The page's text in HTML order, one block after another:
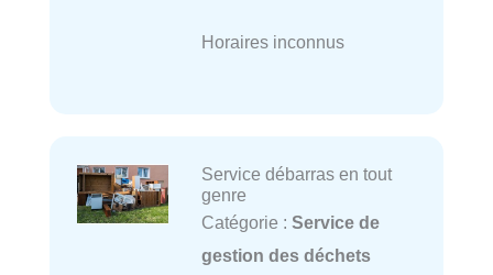
Horaires inconnus
Service débarras en tout
genre
Catégorie : Service de
gestion des déchets